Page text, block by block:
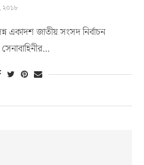
২০১৮
জাতীয় সংসদ নির্বাচন